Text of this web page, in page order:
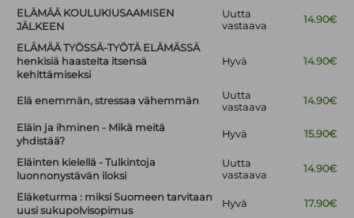
ELÄMÄÄ KOULUKIUSAAMISEN
JÄLKEEN
Uutta
vastaava
14.90€
ELÄMÄÄ TYÖSSÄ-TYÖTÄ ELÄMÄSSÄ
henkisiä haasteita itsensä
kehittämiseksi
Hyvä 14.90€
Elä enemmän, stressaa vähemmän
Uutta
vastaava
14.90€
Eläin ja ihminen - Mikä meitä
yhdistää?
Hyvä 15.90€
Eläinten kielellä - Tulkintoja
luonnonystävän iloksi
Uutta
vastaava
14.90€
Eläketurma : miksi Suomeen tarvitaan
uusi sukupolvisopimus
Hyvä 17.90€